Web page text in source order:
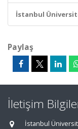
İstanbul
Paylaş
İletişim
İstanbul